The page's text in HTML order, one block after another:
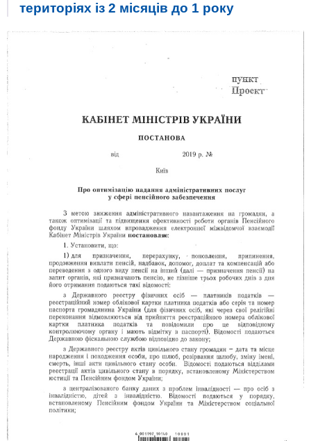
територіях із 2 місяців до 1 року